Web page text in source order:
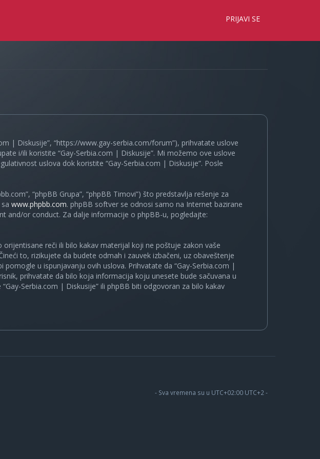
PRIJAVI SE
| Diskusije”, “https://www.gay-serbia.com/forum”), prihvatate uslove
i/ili koristite “Gay-Serbia.com | Diskusije”. Mi možemo ove uslove
uslova dok koristite “Gay-Serbia.com | Diskusije”. Posle
“phpBB Grupa”, “phpBB Timovi”) što predstavlja rešenje za
www.phpbb.com. phpBB softver se odnosi samo na Internet bazirane
and/or conduct. Za dalje informacije o phpBB-u, pogledajte:
reči ili bilo kakav materijal koji ne poštuje zakon vaše
to, rizikujete da budete odmah i zauvek izbačeni, uz obaveštenje
u ispunjavanju ovih uslova. Prihvatate da “Gay-Serbia.com |
prihvatate da bilo koja informacija koju unesete bude sačuvana u
Serbia.com | Diskusije” ili phpBB biti odgovoran za bilo kakav
- Sva vremena su u UTC+02:00 UTC+2 -